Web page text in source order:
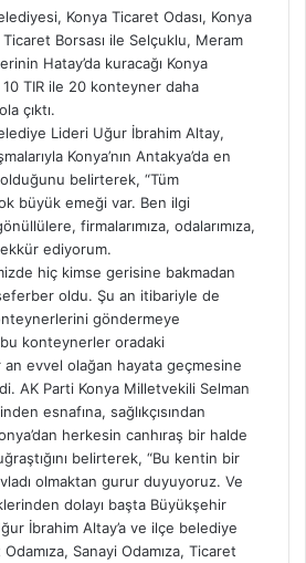
a
n
e
m
i
l
Konya Ticaret Odası, Konya
Ticaret Borsası ile Selçuklu, Meram
Hatay’da kuracağı Konya
TIR ile 20 konteyner daha
çıktı.
Lideri Uğur İbrahim Altay,
Konya’nın Antakya’da en
belirterek, “Tüm
büyük emeği var. Ben ilgi
firmalarımıza, odalarımıza,
ediyorum.
hiç kimse gerisine bakmadan
oldu. Şu an itibariyle de
göndermeye
konteynerler oradaki
an evvel olağan hayata geçmesine
AK Parti Konya Milletvekili Selman
esnafına, sağlıkçısından
herkesin canhıraş bir halde
belirterek, “Bu kentin bir
olmaktan gurur duyuyoruz. Ve
dolayı başta Büyükşehir
İbrahim Altay’a ve ilçe belediye
Sanayi Odamıza, Ticaret